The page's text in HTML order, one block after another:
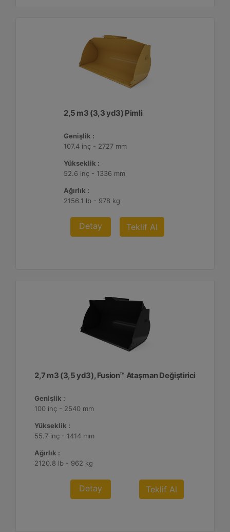
2,5 m3 (3,3 yd3) Pimli
Genişlik :
107.4 inç - 2727 mm
Yükseklik :
52.6 inç - 1336 mm
Ağırlık :
2156.1 lb - 978 kg
Detay Teklif Al
2,7 m3 (3,5 yd3), Fusion™ Ataşman Değiştirici
Genişlik :
100 inç - 2540 mm
Yükseklik :
55.7 inç - 1414 mm
Ağırlık :
2120.8 lb - 962 kg
Detay Teklif Al